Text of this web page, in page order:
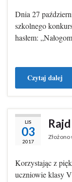
Dnia 27
szkolnego
hasłem:
Czytaj dalej
LIS
03
2017
Złożono
Korzystając z
uczniowie klasy